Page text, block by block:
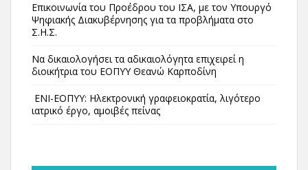
Επικοινωνία του Προέδρου του ΙΣΑ, με τον Υπουργό
Ψηφιακής Διακυβέρνησης για τα προβλήματα στο
Σ.Η.Σ.
Να δικαιολογήσει τα αδικαιολόγητα επιχειρεί η
διοικήτρια του ΕΟΠΥΥ Θεανώ Καρποδίνη
ΕΝΙ-ΕΟΠΥΥ: Ηλεκτρονική γραφειοκρατία, λιγότερο
ιατρικό έργο, αμοιβές πείνας